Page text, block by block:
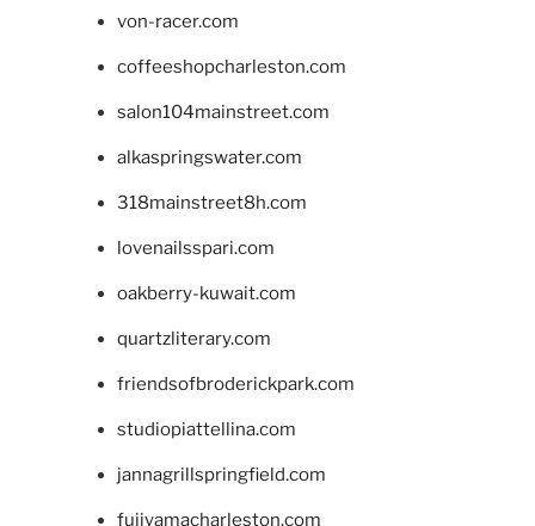
von-racer.com
coffeeshopcharleston.com
salon104mainstreet.com
alkaspringswater.com
318mainstreet8h.com
lovenailsspari.com
oakberry-kuwait.com
quartzliterary.com
friendsofbroderickpark.com
studiopiattellina.com
jannagrillspringfield.com
fujiyamacharleston.com